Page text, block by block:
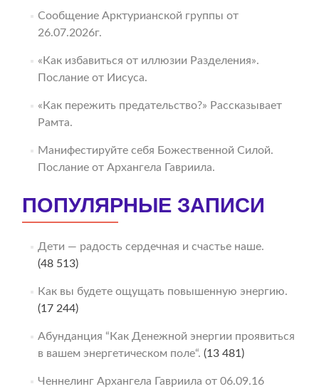
Сообщение Арктурианской группы от
26.07.2026г.
«Как избавиться от иллюзии Разделения».
Послание от Иисуса.
«Как пережить предательство?» Рассказывает
Рамта.
Манифестируйте себя Божественной Силой.
Послание от Архангела Гавриила.
ПОПУЛЯРНЫЕ ЗАПИСИ
Дети — радость сердечная и счастье наше.
(48 513)
Как вы будете ощущать повышенную энергию.
(17 244)
Абунданция “Как Денежной энергии проявиться
в вашем энергетическом поле“. (13 481)
Ченнелинг Архангела Гавриила от 06.09.16